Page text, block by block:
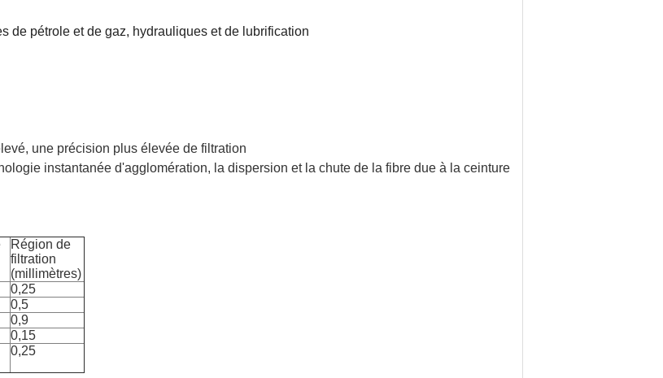
de pétrole et de gaz, hydrauliques et de lubrification
une précision plus élevée de filtration
instantanée d'agglomération, la dispersion et la chute de la fibre due à la ceinture
Région de
filtration
(millimètres)
0,25
0,5
0,9
0,15
0,25